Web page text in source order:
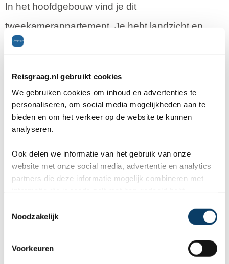
Reisgraag.nl gebruikt cookies
We gebruiken cookies om inhoud en advertenties te
personaliseren, om social media mogelijkheden aan te
bieden en om het verkeer op de website te kunnen
analyseren.
Ook delen we informatie van het gebruik van onze
website met onze social media, advertentie en analytics
partners die deze informatie mogelijk combineren met
Noodzakelijk
Voorkeuren
In het hoofdgebouw vind je dit
tweekamerappartement. Je hebt landzicht en
kunt hier van genieten op het balkon of terras.
in het slaapgedeelte in de woonkamer. In totaal
zijn er zes slaapplekken. Verder maak je gebruik
van airco, wifi, tv en een gratis kluisje. Ook is er
theezetfaciliteiten.
Aantal kamers: 2